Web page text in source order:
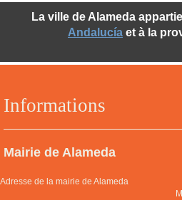
Informations
Mairie de Alameda
Adresse de la mairie de Alameda
La ville de Alameda
Andalucía et à la